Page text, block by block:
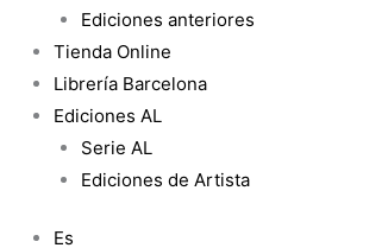
Ediciones anteriores
Tienda Online
Librería Barcelona
Ediciones AL
Serie AL
Ediciones de Artista
Es